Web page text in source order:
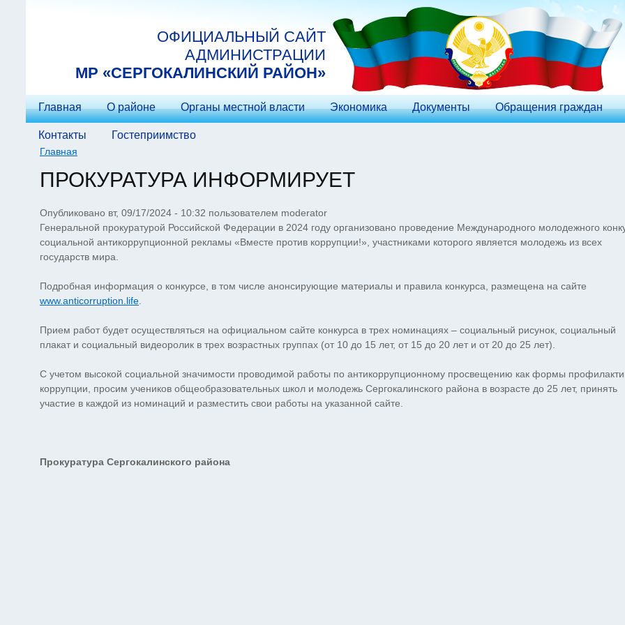
ОФИЦИАЛЬНЫЙ САЙТ
АДМИНИСТРАЦИИ
МP «СЕРГОКАЛИНСКИЙ РАЙОН»
Главная О районе Органы местной власти Экономика Документы Обращения граждан
Контакты Гостеприимство
Вы здесь
Главная
ПРОКУРАТУРА ИНФОРМИРУЕТ
Опубликовано вт, 09/17/2024 - 10:32 пользователем moderator
Генеральной прокуратурой Российской Федерации в 2024 году организовано проведение Международного молодежного
социальной антикоррупционной рекламы «Вместе против коррупции!», участниками которого является молодежь из всех
государств мира.
Подробная информация о конкурсе, в том числе анонсирующие материалы и правила конкурса, размещена на сайте
www.anticorruption.life
Прием работ будет осуществляться на официальном сайте конкурса в трех номинациях – социальный рисунок, социальный
плакат и социальный видеоролик в трех возрастных группах (от 10 до 15 лет, от 15 до 20 лет и от 20 до 25 лет).
С учетом высокой социальной значимости проводимой работы по антикоррупционному просвещению как формы
коррупции, просим учеников общеобразовательных школ и молодежь Сергокалинского района в возрасте до 25 лет, принять
участие в каждой из номинаций и разместить свои работы на указанной сайте.
Прокуратура Сергокалинского района